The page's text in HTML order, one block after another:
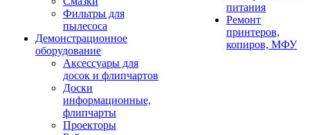
Фильтры для
пылесоса
Демонстрационное
оборудование
Аксессуары для
досок и флипчартов
Доски
информационные,
флипчарты
Проекторы
питания
Ремонт
принтеров,
копиров, МФУ